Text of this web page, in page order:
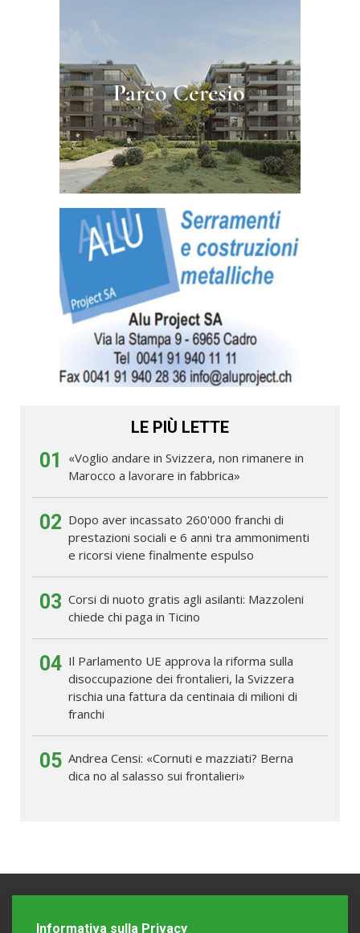
LE PIÙ LETTE
01
«Voglio andare in Svizzera, non rimanere in
Marocco a lavorare in fabbrica»
02 Dopo aver incassato 260'000 franchi di
prestazioni sociali e 6 anni tra ammonimenti
e ricorsi viene finalmente espulso
03 Corsi di nuoto gratis agli asilanti: Mazzoleni
chiede chi paga in Ticino
04 Il Parlamento UE approva la riforma sulla
disoccupazione dei frontalieri, la Svizzera
rischia una fattura da centinaia di milioni di
franchi
05 Andrea Censi: «Cornuti e mazziati? Berna
dica no al salasso sui frontalieri»
Informativa sulla Privacy